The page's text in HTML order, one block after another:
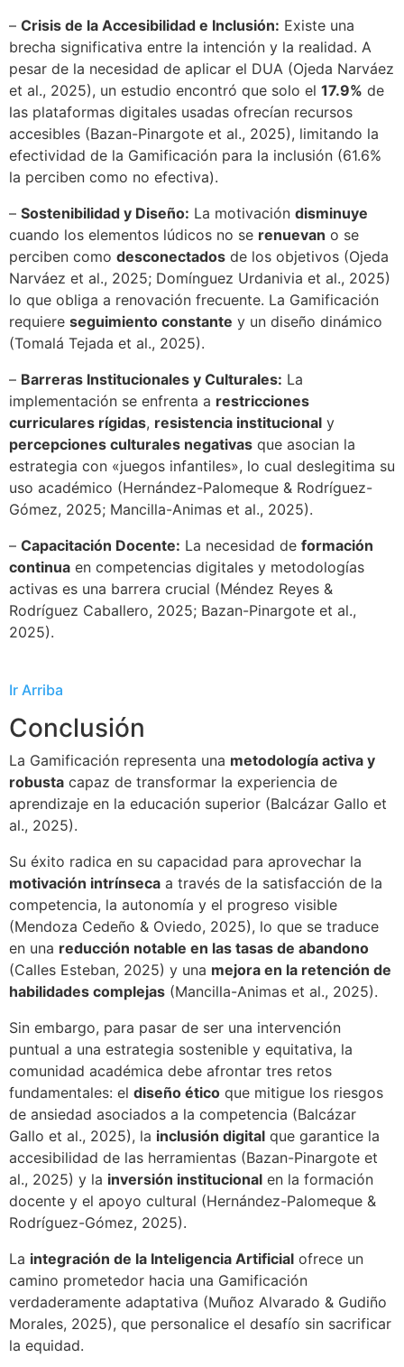
– Crisis de la Accesibilidad e Inclusión: Existe una
brecha significativa entre la intención y la realidad. A
pesar de la necesidad de aplicar el DUA (Ojeda Narváez
et al., 2025), un estudio encontró que solo el 17.9% de
las plataformas digitales usadas ofrecían recursos
accesibles (Bazan-Pinargote et al., 2025), limitando la
efectividad de la Gamificación para la inclusión (61.6%
la perciben como no efectiva).
– Sostenibilidad y Diseño: La motivación disminuye
cuando los elementos lúdicos no se renuevan o se
perciben como desconectados de los objetivos (Ojeda
Narváez et al., 2025; Domínguez Urdanivia et al., 2025)
lo que obliga a renovación frecuente. La Gamificación
requiere seguimiento constante y un diseño dinámico
(Tomalá Tejada et al., 2025).
– Barreras Institucionales y Culturales: La
implementación se enfrenta a restricciones
curriculares rígidas, resistencia institucional y
percepciones culturales negativas que asocian la
estrategia con «juegos infantiles», lo cual deslegitima su
uso académico (Hernández-Palomeque & Rodríguez-
Gómez, 2025; Mancilla-Animas et al., 2025).
– Capacitación Docente: La necesidad de formación
continua en competencias digitales y metodologías
activas es una barrera crucial (Méndez Reyes &
Rodríguez Caballero, 2025; Bazan-Pinargote et al.,
2025).
Ir Arriba
Conclusión
La Gamificación representa una metodología activa y
robusta capaz de transformar la experiencia de
aprendizaje en la educación superior (Balcázar Gallo et
al., 2025).
Su éxito radica en su capacidad para aprovechar la
motivación intrínseca a través de la satisfacción de la
competencia, la autonomía y el progreso visible
(Mendoza Cedeño & Oviedo, 2025), lo que se traduce
en una reducción notable en las tasas de abandono
(Calles Esteban, 2025) y una mejora en la retención de
habilidades complejas (Mancilla-Animas et al., 2025).
Sin embargo, para pasar de ser una intervención
puntual a una estrategia sostenible y equitativa, la
comunidad académica debe afrontar tres retos
fundamentales: el diseño ético que mitigue los riesgos
de ansiedad asociados a la competencia (Balcázar
Gallo et al., 2025), la inclusión digital que garantice la
accesibilidad de las herramientas (Bazan-Pinargote et
al., 2025) y la inversión institucional en la formación
docente y el apoyo cultural (Hernández-Palomeque &
Rodríguez-Gómez, 2025).
La integración de la Inteligencia Artificial ofrece un
camino prometedor hacia una Gamificación
verdaderamente adaptativa (Muñoz Alvarado & Gudiño
Morales, 2025), que personalice el desafío sin sacrificar
la equidad.